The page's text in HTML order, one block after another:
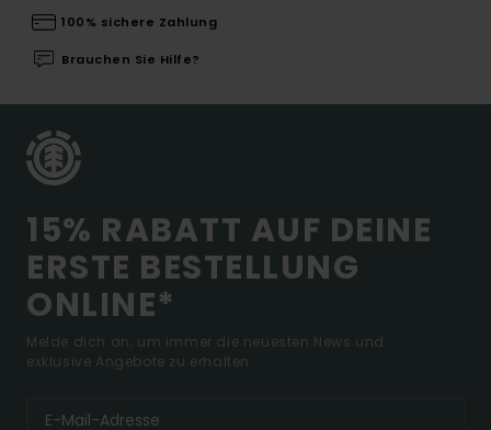
100% sichere Zahlung
Brauchen Sie Hilfe?
15% RABATT AUF DEINE
ERSTE BESTELLUNG
ONLINE*
Melde dich an, um immer die neuesten News und
exklusive Angebote zu erhalten.